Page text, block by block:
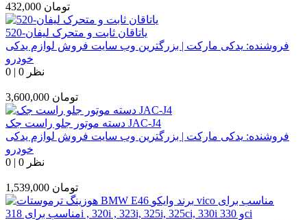
432,000 تومان
یاتاقان ثابت و متحرک لیفان-520
فروشنده: یدکی مارکت | بزرگترین وب سایت فروش لوازم یدکی
خودرو
0 | 0 نظر
3,600,000 تومان
دسته موتور جلو راست جک JAC-J4
فروشنده: یدکی مارکت | بزرگترین وب سایت فروش لوازم یدکی
خودرو
0 | 0 نظر
1,539,000 تومان